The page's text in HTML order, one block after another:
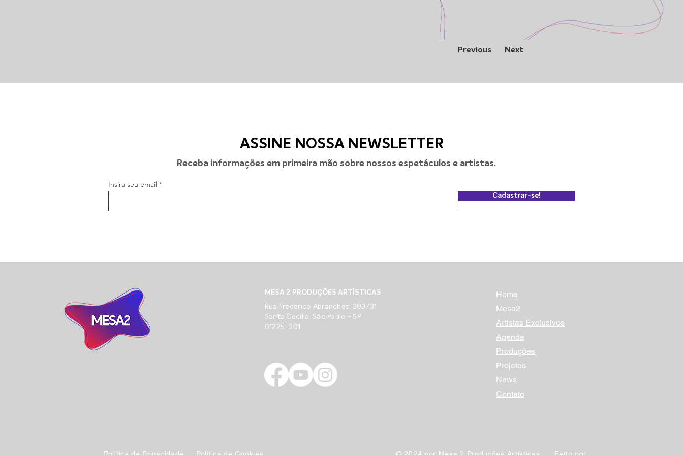
Previous Next
ASSINE NOSSA NEWSLETTER
Receba informações em primeira mão sobre nossos espetáculos e artistas.
Insira seu email
Cadastrar-se!
MESA 2 PRODUÇÕES ARTÍSTICAS
Rua Frederico Abranches, 389/31
Santa Cecília, São Paulo - SP
01225-001
Home
Mesa2
Artistas Exclusivos
Agenda
Produções
Projetos
News
Contato